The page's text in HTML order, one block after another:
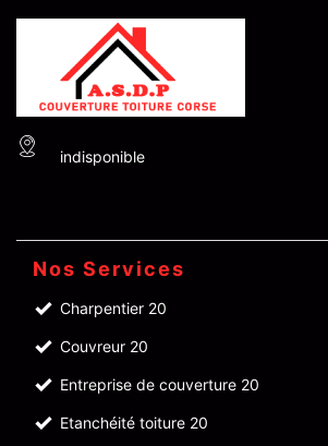
indisponible
Nos Services
Charpentier 20
Couvreur 20
Entreprise de couverture 20
Etanchéité toiture 20